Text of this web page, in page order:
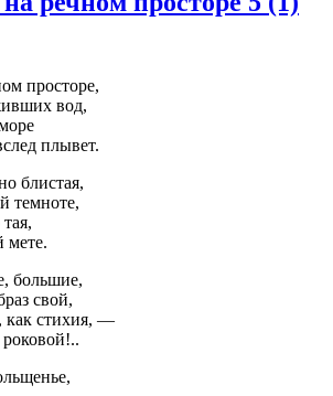
просторе,
вод,
плывет.
блистая,
темноте,
мете.
большие,
свой,
как стихия, —